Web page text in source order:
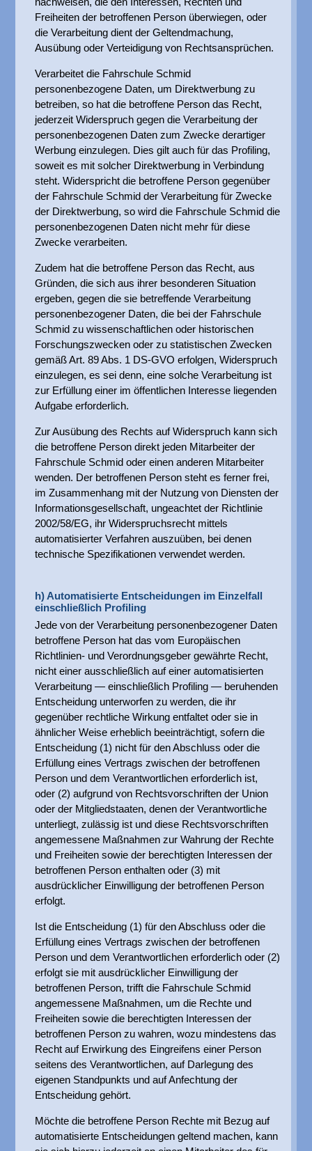
Freiheiten der betroffenen Person überwiegen, oder
die Verarbeitung dient der Geltendmachung,
Ausübung oder Verteidigung von Rechtsansprüchen.
Verarbeitet die Fahrschule Schmid
personenbezogene Daten, um Direktwerbung zu
betreiben, so hat die betroffene Person das Recht,
jederzeit Widerspruch gegen die Verarbeitung der
personenbezogenen Daten zum Zwecke derartiger
Werbung einzulegen. Dies gilt auch für das Profiling,
soweit es mit solcher Direktwerbung in Verbindung
steht. Widerspricht die betroffene Person gegenüber
der Fahrschule Schmid der Verarbeitung für Zwecke
der Direktwerbung, so wird die Fahrschule Schmid die
personenbezogenen Daten nicht mehr für diese
Zwecke verarbeiten.
Zudem hat die betroffene Person das Recht, aus
Gründen, die sich aus ihrer besonderen Situation
ergeben, gegen die sie betreffende Verarbeitung
personenbezogener Daten, die bei der Fahrschule
Schmid zu wissenschaftlichen oder historischen
Forschungszwecken oder zu statistischen Zwecken
gemäß Art. 89 Abs. 1 DS-GVO erfolgen, Widerspruch
einzulegen, es sei denn, eine solche Verarbeitung ist
zur Erfüllung einer im öffentlichen Interesse liegenden
Aufgabe erforderlich.
Zur Ausübung des Rechts auf Widerspruch kann sich
die betroffene Person direkt jeden Mitarbeiter der
Fahrschule Schmid oder einen anderen Mitarbeiter
wenden. Der betroffenen Person steht es ferner frei,
im Zusammenhang mit der Nutzung von Diensten der
Informationsgesellschaft, ungeachtet der Richtlinie
2002/58/EG, ihr Widerspruchsrecht mittels
automatisierter Verfahren auszuüben, bei denen
technische Spezifikationen verwendet werden.
h) Automatisierte Entscheidungen im Einzelfall
einschließlich Profiling
Jede von der Verarbeitung personenbezogener Daten
betroffene Person hat das vom Europäischen
Richtlinien- und Verordnungsgeber gewährte Recht,
nicht einer ausschließlich auf einer automatisierten
Verarbeitung — einschließlich Profiling — beruhenden
Entscheidung unterworfen zu werden, die ihr
gegenüber rechtliche Wirkung entfaltet oder sie in
ähnlicher Weise erheblich beeinträchtigt, sofern die
Entscheidung (1) nicht für den Abschluss oder die
Erfüllung eines Vertrags zwischen der betroffenen
Person und dem Verantwortlichen erforderlich ist,
oder (2) aufgrund von Rechtsvorschriften der Union
oder der Mitgliedstaaten, denen der Verantwortliche
unterliegt, zulässig ist und diese Rechtsvorschriften
angemessene Maßnahmen zur Wahrung der Rechte
und Freiheiten sowie der berechtigten Interessen der
betroffenen Person enthalten oder (3) mit
ausdrücklicher Einwilligung der betroffenen Person
erfolgt.
Ist die Entscheidung (1) für den Abschluss oder die
Erfüllung eines Vertrags zwischen der betroffenen
Person und dem Verantwortlichen erforderlich oder (2)
erfolgt sie mit ausdrücklicher Einwilligung der
betroffenen Person, trifft die Fahrschule Schmid
angemessene Maßnahmen, um die Rechte und
Freiheiten sowie die berechtigten Interessen der
betroffenen Person zu wahren, wozu mindestens das
Recht auf Erwirkung des Eingreifens einer Person
seitens des Verantwortlichen, auf Darlegung des
eigenen Standpunkts und auf Anfechtung der
Entscheidung gehört.
Möchte die betroffene Person Rechte mit Bezug auf
automatisierte Entscheidungen geltend machen, kann